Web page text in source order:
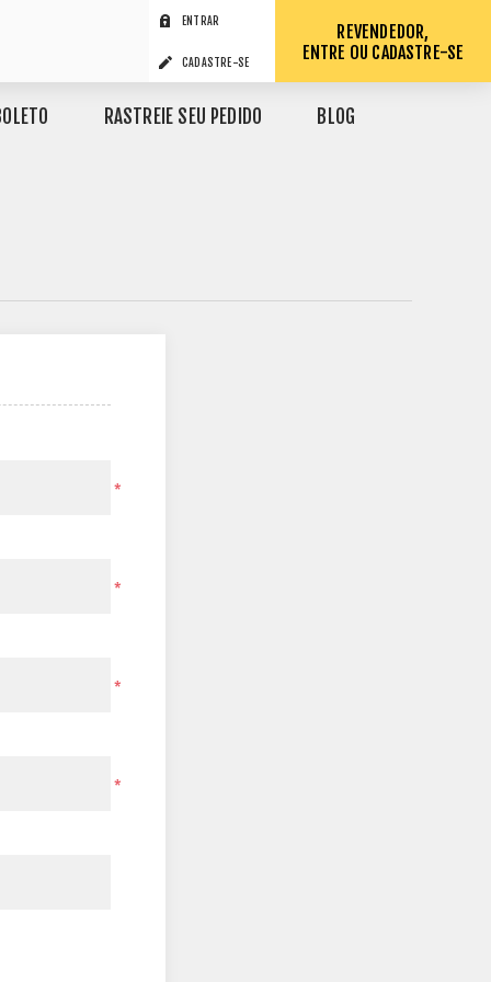
ENTRAR
CADASTRE-SE
REVENDEDOR,
ENTRE OU CADASTRE-SE
RASTREIE SEU PEDIDO BLOG
*
*
*
*